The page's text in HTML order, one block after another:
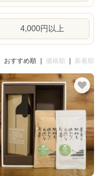
4,000円以上
おすすめ順 | 価格順 新着順